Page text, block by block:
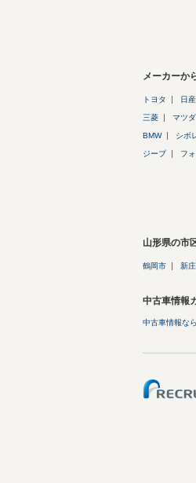
メーカーか
トヨタ 日産
三菱 マツダ
BMW シボ
ジープ フ
山形県の市
鶴岡市 新
中古車情報
中古車情報な